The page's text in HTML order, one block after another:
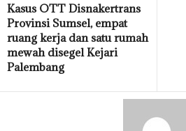
Kasus OTT Disnakertrans
Provinsi Sumsel, empat
ruang kerja dan satu rumah
mewah disegel Kejari
Palembang